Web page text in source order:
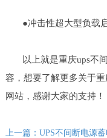
●冲击性超大型负载启
以上就是重庆ups不间
容，想要了解更多关于重
网站，感谢大家的支持！